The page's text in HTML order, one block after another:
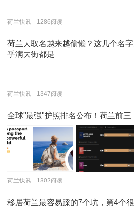
荷兰快讯 1286阅读
荷兰人取名越来越偷懒？这几个名
乎满大街都是
荷兰快讯 1347阅读
全球"最强"护照排名公布！荷兰前三
荷兰快讯 1302阅读
移居荷兰最容易踩的7个坑，第4个